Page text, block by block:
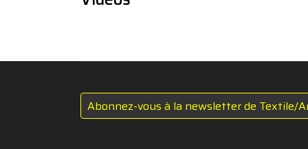
Abonnez-vous à la newsletter de Textile/